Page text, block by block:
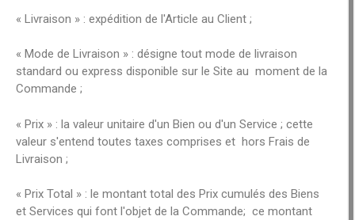
« Livraison » : expédition de l'Article au Client ;
« Mode de Livraison » : désigne tout mode de livraison
standard ou express disponible sur le Site au moment de la
Commande ;
« Prix » : la valeur unitaire d'un Bien ou d'un Service ; cette
valeur s'entend toutes taxes comprises et hors Frais de
Livraison ;
« Prix Total » : le montant total des Prix cumulés des Biens
et Services qui font l'objet de la Commande; ce montant